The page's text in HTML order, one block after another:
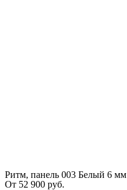
Ритм, панель 003 Белый 6 мм
От 52 900 руб.